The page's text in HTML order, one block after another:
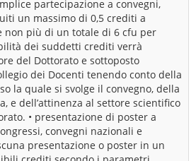
partecipazione a convegni,
un massimo di 0,5 crediti a
non più di un totale di 6 cfu per
dei suddetti crediti verrà
del Dottorato e sottoposto
dei Docenti tenendo conto della
la quale si svolge il convegno, della
e dell’attinenza al settore scientifico
• presentazione di poster a
convegni nazionali e
presentazione o poster in un